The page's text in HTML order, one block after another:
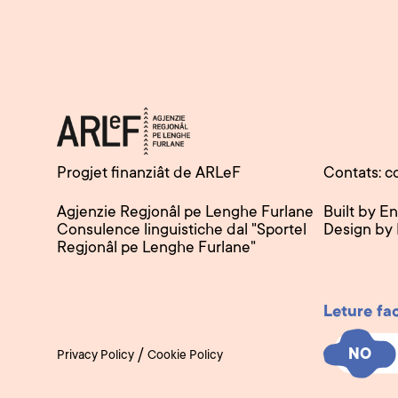
Progjet finanziât de ARLeF
Agjenzie Regjonâl pe Lenghe Furlane
Consulence linguistiche dal "Sportel
Regjonâl pe Lenghe Furlane"
Privacy Policy / Cookie Policy
Contats:
Built by
Design by
Leture
NO
NO